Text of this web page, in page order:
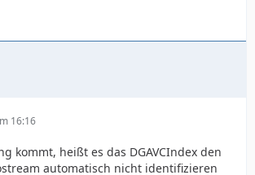
16:16
kommt, heißt es das DGAVCIndex den
automatisch nicht identifizieren